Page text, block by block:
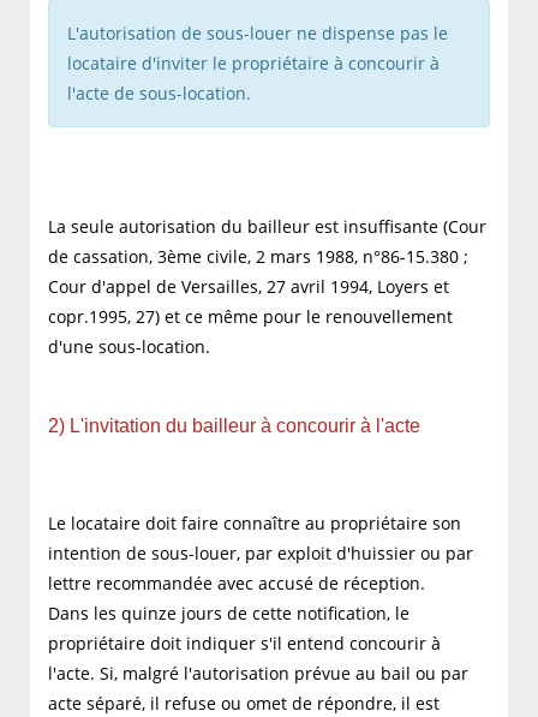
L'autorisation de sous-louer ne dispense pas le
locataire d'inviter le propriétaire à concourir à
l'acte de sous-location.
La seule autorisation du bailleur est insuffisante (Cour
de cassation, 3ème civile, 2 mars 1988, n°86-15.380 ;
Cour d'appel de Versailles, 27 avril 1994, Loyers et
copr.1995, 27) et ce même pour le renouvellement
d'une sous-location.
2) L'invitation du bailleur à concourir à l'acte
Le locataire doit faire connaître au propriétaire son
intention de sous-louer, par exploit d'huissier ou par
lettre recommandée avec accusé de réception.
Dans les quinze jours de cette notification, le
propriétaire doit indiquer s'il entend concourir à
l'acte. Si, malgré l'autorisation prévue au bail ou par
acte séparé, il refuse ou omet de répondre, il est